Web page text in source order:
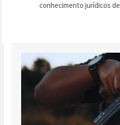
conhecimento jurídicos